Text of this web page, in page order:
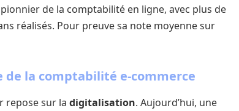
pionnier de la comptabilité en ligne, avec plus de
réalisés. Pour preuve sa note moyenne sur
de la comptabilité e-commerce
repose sur la digitalisation. Aujourd’hui, une